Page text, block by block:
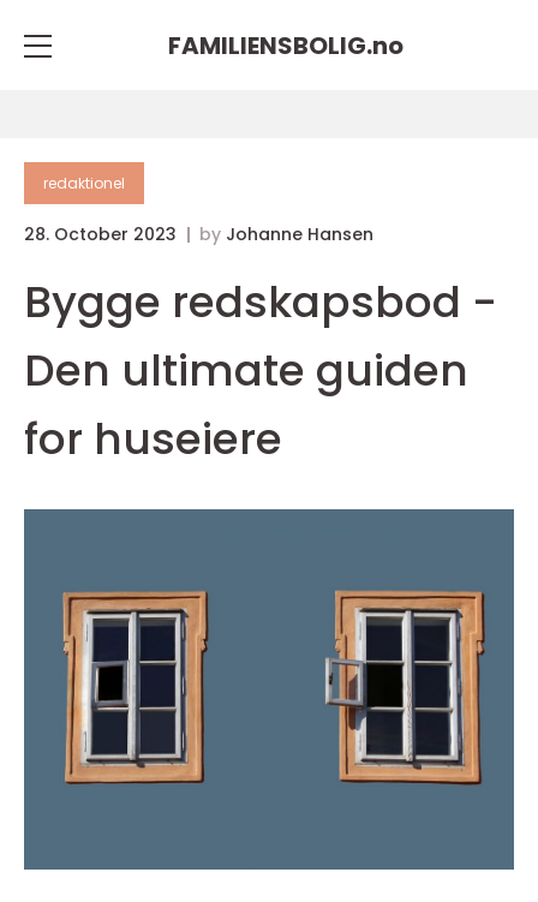
FAMILIENSBOLIG.no
redaktionel
28. October 2023 by Johanne Hansen
Bygge redskapsbod -
Den ultimate guiden
for huseiere